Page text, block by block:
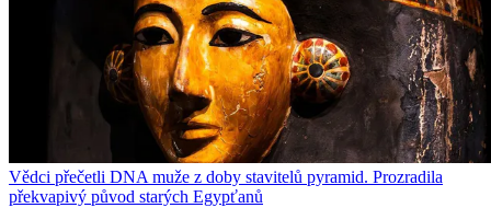
Vědci přečetli DNA muže z doby stavitelů pyramid. Prozradila
překvapivý původ starých Egypťanů